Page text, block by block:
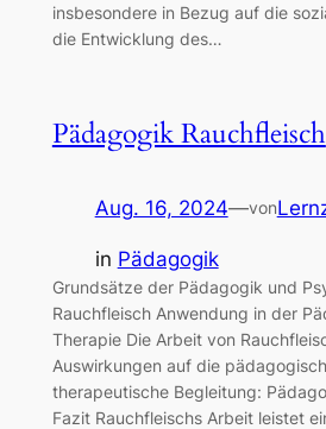
insbesondere in Bezug auf die
die Entwicklung des…
Pädagogik Rauchfleisch
Aug. 16, 2024—von
in Pädagogik
Grundsätze der Pädagogik und
Rauchfleisch Anwendung in der
Therapie Die Arbeit von
Auswirkungen auf die
therapeutische Begleitung:
Fazit Rauchfleischs Arbeit leistet